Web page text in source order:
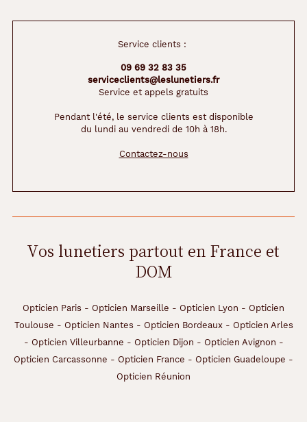
Service clients :
09 69 32 83 35
serviceclients@leslunetiers.fr
Service et appels gratuits
Pendant l'été, le service clients est disponible
du lundi au vendredi de 10h à 18h.
Contactez-nous
Vos lunetiers partout en France et
DOM
Opticien Paris - Opticien Marseille - Opticien Lyon - Opticien
Toulouse - Opticien Nantes - Opticien Bordeaux- Opticien Arles
- Opticien Villeurbanne - Opticien Dijon - Opticien Avignon -
Opticien Carcassonne - Opticien France - Opticien Guadeloupe -
Opticien Réunion